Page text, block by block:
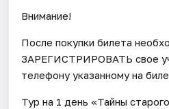
Внимание!
После покупки билета
ЗАРЕГИСТРИРОВАТЬ свое
телефону указанному на
Тур на 1 день «Тайны